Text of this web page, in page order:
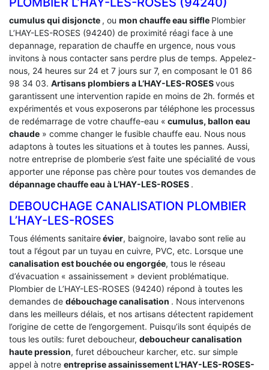
cumulus qui disjoncte , ou mon chauffe eau siffle Plombier
L’HAY-LES-ROSES (94240) de proximité réagi face à une
depannage, reparation de chauffe en urgence, nous vous
invitons à nous contacter sans perdre plus de temps. Appelez-
nous, 24 heures sur 24 et 7 jours sur 7, en composant le 01 86
98 34 03. Artisans plombiers a L’HAY-LES-ROSESvous
garantissent une intervention rapide en moins de 2h. formés et
expérimentés et vous exposerons par téléphone les processus
de redémarrage de votre chauffe-eau « cumulus, ballon eau
chaude » comme changer le fusible chauffe eau. Nous nous
adaptons à toutes les situations et à toutes les pannes. Aussi,
notre entreprise de plomberie s’est faite une spécialité de vous
apporter une réponse pas chère pour toutes vos demandes de
dépannage chauffe eau à L’HAY-LES-ROSES .
DEBOUCHAGE CANALISATION PLOMBIER
L’HAY-LES-ROSES
Tous éléments sanitaireévier, baignoire, lavabo sont relie au
tout a l’égout par un tuyau en cuivre, PVC, etc. Lorsque une
canalisation est bouchée ou engorgée, tous le réseau
d’évacuation « assainissement » devient problématique.
Plombier de L’HAY-LES-ROSES (94240) répond à toutes les
demandes de débouchage canalisation . Nous intervenons
dans les meilleurs délais, et nos artisans détectent rapidement
l’origine de cette de l’engorgement. Puisqu’ils sont équipés de
tous les outils: furet deboucheur, deboucheur canalisation
haute pression, furet déboucheur karcher, etc. sur simple
appel à notre entreprise assainissement L’HAY-LES-ROSES-